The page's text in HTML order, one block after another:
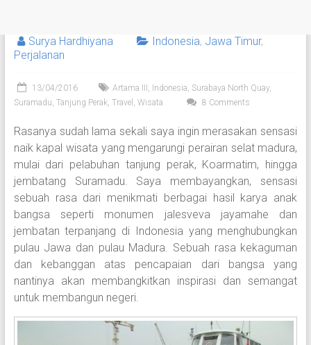
Surya Hardhiyana Indonesia, Jawa Timur,
Perjalanan
13/04/2016 Artama III , Indonesia, Surabaya North Quay,
Suramadu, Tanjung Perak, Travel , Wisata 8 Comments
Rasanya sudah lama sekali saya ingin merasakan sensasi
naik kapal wisata yang mengarungi perairan selat madura,
mulai dari pelabuhan tanjung perak, Koarmatim, hingga
jembatang Suramadu. Saya membayangkan, sensasi
sebuah rasa dari menikmati berbagai hasil karya anak
bangsa seperti monumen jalesveva jayamahe dan
jembatan terpanjang di Indonesia yang menghubungkan
pulau Jawa dan pulau Madura. Sebuah rasa kekaguman
dan kebanggan atas pencapaian dari bangsa yang
nantinya akan membangkitkan inspirasi dan semangat
untuk membangun negeri.